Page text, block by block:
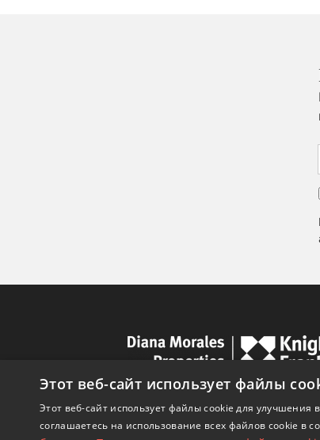
Этот веб-сайт использует файлы
Этот веб-сайт использует файлы cookie для
соглашаетесь на использование всех файлов cookie в